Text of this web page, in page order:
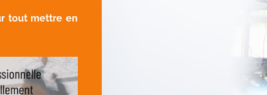
tout mettre en